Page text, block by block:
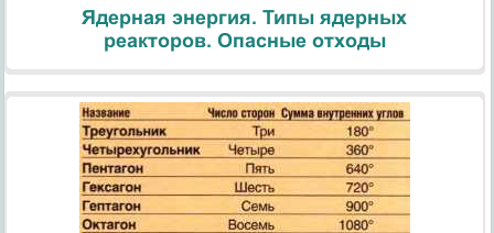
Ядерная энергия. Типы ядерных
реакторов. Опасные отходы